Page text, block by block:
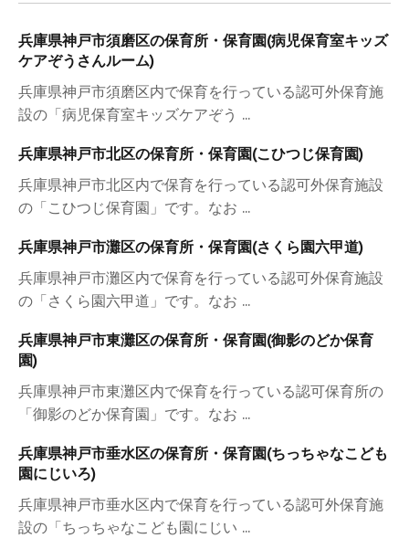
兵庫県神戸市須磨区の保育所・保育園(病児保育室キッズ
ケアぞうさんルーム)
兵庫県神戸市須磨区内で保育を行っている認可外保育施
設の「病児保育室キッズケアぞう ...
兵庫県神戸市北区の保育所・保育園(こひつじ保育園)
兵庫県神戸市北区内で保育を行っている認可外保育施設
の「こひつじ保育園」です。なお ...
兵庫県神戸市灘区の保育所・保育園(さくら園六甲道)
兵庫県神戸市灘区内で保育を行っている認可外保育施設
の「さくら園六甲道」です。なお ...
兵庫県神戸市東灘区の保育所・保育園(御影のどか保育
園)
兵庫県神戸市東灘区内で保育を行っている認可保育所の
「御影のどか保育園」です。なお ...
兵庫県神戸市垂水区の保育所・保育園(ちっちゃなこども
園にじいろ)
兵庫県神戸市垂水区内で保育を行っている認可外保育施
設の「ちっちゃなこども園にじい ...